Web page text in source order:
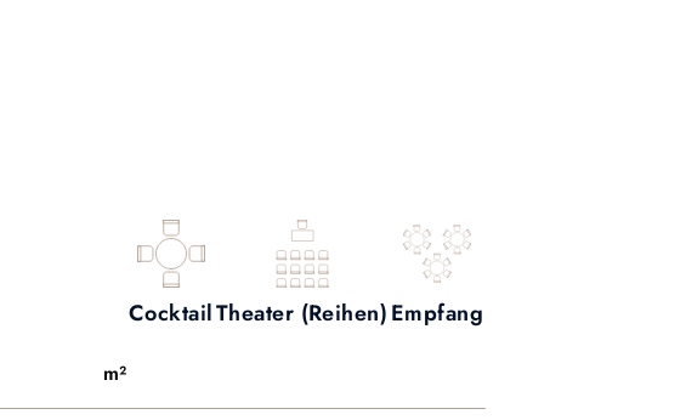
m²
CocktailTheater (Reihen)Empfang